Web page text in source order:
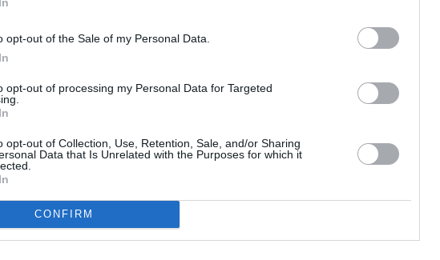
opt-out of the Sale of my Personal Data.
opt-out of processing my Personal Data for Targeted
opt-out of Collection, Use, Retention, Sale, and/or Sharing
Data that Is Unrelated with the Purposes for which it
CONFIRM
prennent une magistrale
des sanctions éco contre
été bien puissante
est confirmé chaque année.
son retard
tête.
ils svp ?
21 juillet 2016 - 13 h 52
min